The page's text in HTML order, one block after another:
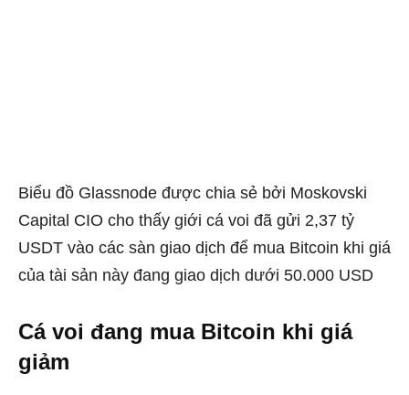
Biểu đồ Glassnode được chia sẻ bởi Moskovski
Capital CIO cho thấy giới cá voi đã gửi 2,37 tỷ
USDT vào các sàn giao dịch để mua Bitcoin khi giá
của tài sản này đang giao dịch dưới 50.000 USD
Cá voi đang mua Bitcoin khi giá
giảm